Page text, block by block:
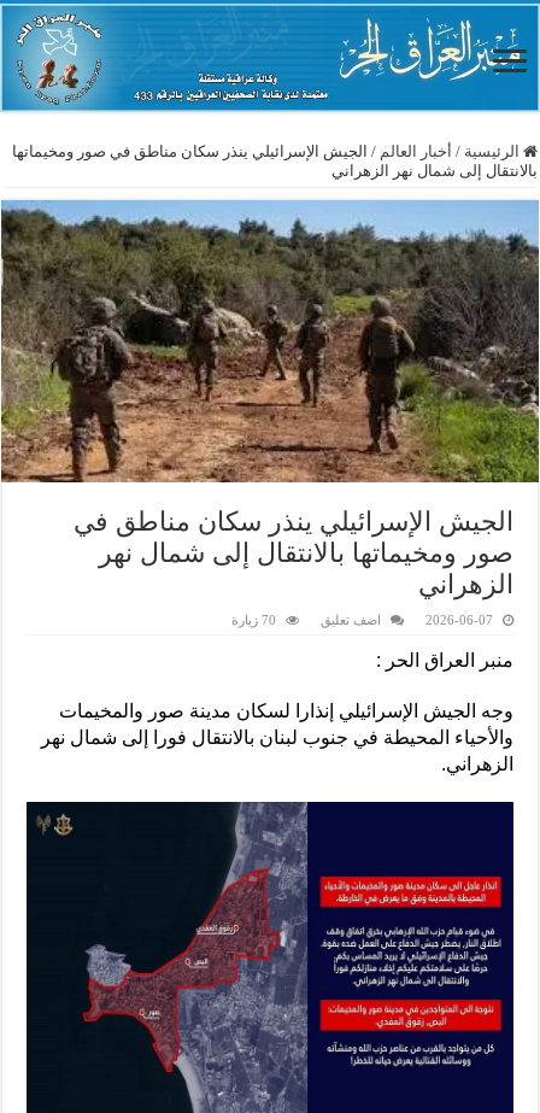
الرئيسية / أخبار العالم / الجيش الإسرائيلي ينذر سكان مناطق في صور ومخيماتها
بالانتقال إلى شمال نهر الزهراني
الجيش الإسرائيلي ينذر سكان مناطق في
صور ومخيماتها بالانتقال إلى شمال نهر
الزهراني
2026-06-07 اضف تعليق 70 زيارة
منبر العراق الحر :
وجه الجيش الإسرائيلي إنذارا لسكان مدينة صور والمخيمات
والأحياء المحيطة في جنوب لبنان بالانتقال فورا إلى شمال نهر
الزهراني.